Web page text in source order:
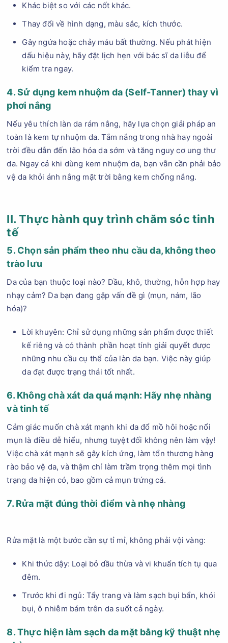
Khác biệt so với các nốt khác.
Thay đổi về hình dạng, màu sắc, kích thước.
Gây ngứa hoặc chảy máu bất thường. Nếu phát hiện
dấu hiệu này, hãy đặt lịch hẹn với bác sĩ da liễu để
kiểm tra ngay.
4. Sử dụng kem nhuộm da (Self-Tanner) thay vì
phơi nắng
Nếu yêu thích làn da rám nắng, hãy lựa chọn giải pháp an
toàn là kem tự nhuộm da. Tắm nắng trong nhà hay ngoài
trời đều dẫn đến lão hóa da sớm và tăng nguy cơ ung thư
da. Ngay cả khi dùng kem nhuộm da, bạn vẫn cần phải bảo
vệ da khỏi ánh nắng mặt trời bằng kem chống nắng.
II. Thực hành quy trình chăm sóc tinh
tế
5. Chọn sản phẩm theo nhu cầu da, không theo
trào lưu
Da của bạn thuộc loại nào? Dầu, khô, thường, hỗn hợp hay
nhạy cảm? Da bạn đang gặp vấn đề gì (mụn, nám, lão
hóa)?
Lời khuyên: Chỉ sử dụng những sản phẩm được thiết
kế riêng và có thành phần hoạt tính giải quyết được
những nhu cầu cụ thể của làn da bạn. Việc này giúp
da đạt được trạng thái tốt nhất.
6. Không chà xát da quá mạnh: Hãy nhẹ nhàng
và tinh tế
Cảm giác muốn chà xát mạnh khi da đổ mồ hôi hoặc nổi
mụn là điều dễ hiểu, nhưng tuyệt đối không nên làm vậy!
Việc chà xát mạnh sẽ gây kích ứng, làm tổn thương hàng
rào bảo vệ da, và thậm chí làm trầm trọng thêm mọi tình
trạng da hiện có, bao gồm cả mụn trứng cá.
7. Rửa mặt đúng thời điểm và nhẹ nhàng
Rửa mặt là một bước cần sự tỉ mỉ, không phải vội vàng:
Khi thức dậy: Loại bỏ dầu thừa và vi khuẩn tích tụ qua
đêm.
Trước khi đi ngủ: Tẩy trang và làm sạch bụi bẩn, khói
bụi, ô nhiễm bám trên da suốt cả ngày.
8. Thực hiện làm sạch da mặt bằng kỹ thuật nhẹ